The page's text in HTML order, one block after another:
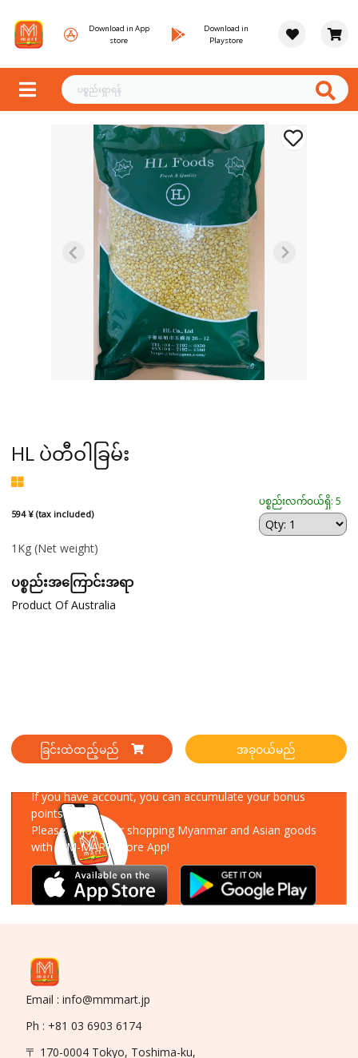
Download in App
store
Download in
Playstore
HL ပဲတီဝါခြမ်း
594 ¥ (tax included)
ပစ္စည်းလက်ဝယ်ရှိ: 5
1Kg (Net weight)
ပစ္စည်းအကြောင်းအရာ
Product Of Australia
ခြင်းထဲထည့်မည် အခုဝယ်မည်
If you have account, you can accumulate your bonus
points!
Please enjoy your shopping Myanmar and Asian goods
with MM-MART Store App!
Email : info@mmmart.jp
Ph : +81 03 6903 6174
〒 170-0004 Tokyo, Toshima-ku,